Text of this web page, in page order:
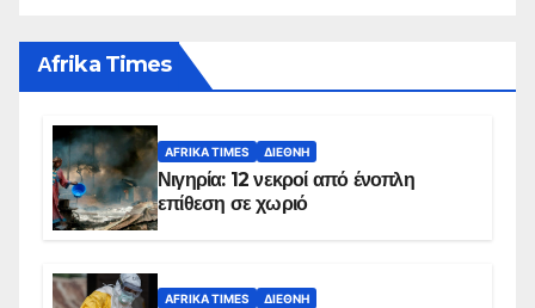
Αfrika Times
AFRIKA TIMES ΔΙΕΘΝΉ
Νιγηρία: 12 νεκροί από ένοπλη
επίθεση σε χωριό
AFRIKA TIMES ΔΙΕΘΝΉ